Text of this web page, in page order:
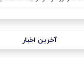
آخرین اخبار